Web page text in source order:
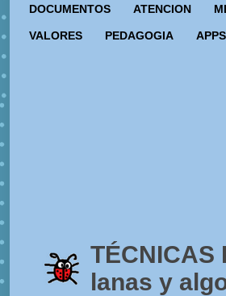
DOCUMENTOS ATENCION
VALORES PEDAGOGIA APPS
lanas y